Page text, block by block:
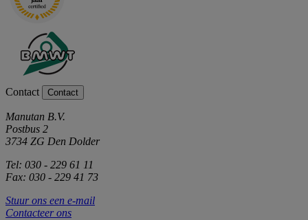
Contact Contact
Manutan B.V.
Postbus 2
3734 ZG Den Dolder
Tel: 030 - 229 61 11
Fax: 030 - 229 41 73
Stuur ons een e-mail
Contacteer ons